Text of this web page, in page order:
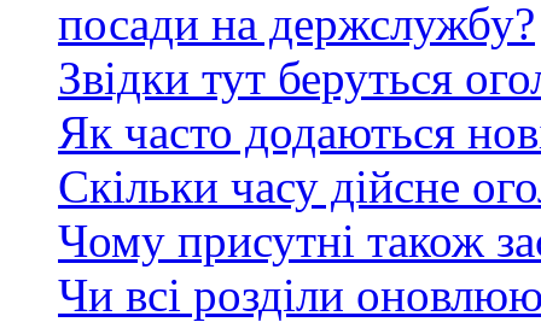
посади на держслужбу?
Звідки тут беруться
Як часто додаються
Скільки часу дійсне
Чому присутні також
Чи всі розділи